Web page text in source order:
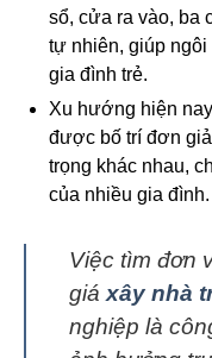
sổ, cửa ra vào, ba
tự nhiên, giúp
gia đình trẻ.
Xu hướng hiện
được bố trí đơn
trọng khác nhau,
của nhiều gia đình.
Việc tìm đơn
giá xây nhà
nghiệp là